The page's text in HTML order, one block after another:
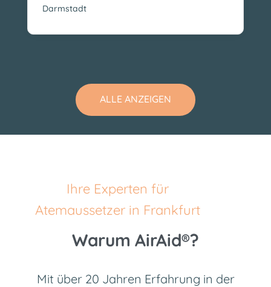
Darmstadt
ALLE ANZEIGEN
Ihre Experten für
Atemaussetzer in Frankfurt
Warum AirAid®?
Mit über 20 Jahren Erfahrung in der